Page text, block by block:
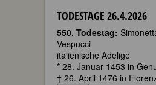
TODESTAGE 26.4.2026
550. Todestag:
Vespucci
italienische Adelige
* 28. Januar 1453 in
† 26. April 1476 in